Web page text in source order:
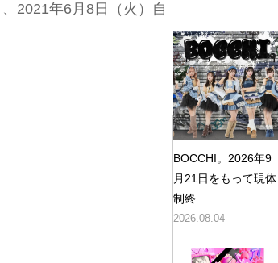
2021年6月8日（火）自
BOCCHI。2026年9
月21日をもって現体
制終...
2026.08.04